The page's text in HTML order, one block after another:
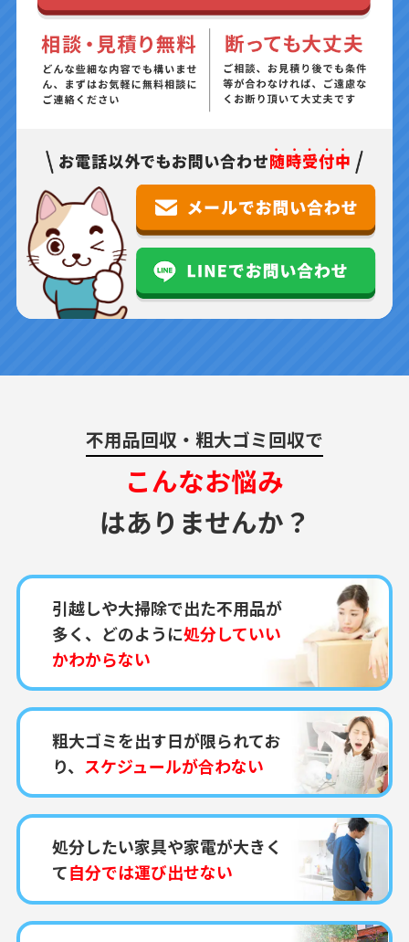
不用品回収・粗大ゴミ回収で
こんなお悩み
はありませんか？
引越しや大掃除で出た不用品が
多く、どのように処分していい
かわからない
粗大ゴミを出す日が限られてお
り、 スケジュールが合わない
処分したい家具や家電が大きく
て自分では運び出せない